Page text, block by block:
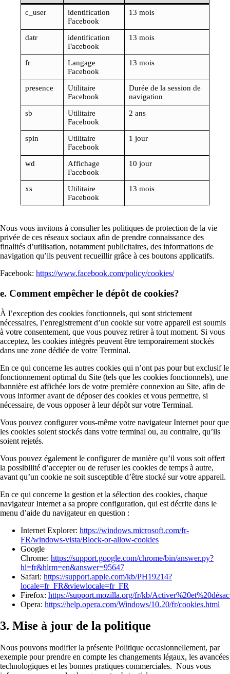
c_user
identification
Facebook
13 mois
datr
identification
Facebook
13 mois
fr
Langage
Facebook
13 mois
presence
Utilitaire
Facebook
Durée de la session de
navigation
sb
Utilitaire
Facebook
2 ans
spin
Utilitaire
Facebook
1 jour
wd
Affichage
Facebook
10 jour
xs
Utilitaire
Facebook
13 mois
Nous vous invitons à consulter les politiques de protection de la vie
privée de ces réseaux sociaux afin de prendre connaissance des
finalités d’utilisation, notamment publicitaires, des informations de
navigation qu’ils peuvent recueillir grâce à ces boutons applicatifs.
Facebook: https://www.facebook.com/policy/cookies/
e. Comment empêcher le dépôt de cookies?
À l’exception des cookies fonctionnels, qui sont strictement
nécessaires, l’enregistrement d’un cookie sur votre appareil est soumis
à votre consentement, que vous pouvez retirer à tout moment. Si vous
acceptez, les cookies intégrés peuvent être temporairement stockés
dans une zone dédiée de votre Terminal.
En ce qui concerne les autres cookies qui n’ont pas pour but exclusif le
fonctionnement optimal du Site (tels que les cookies fonctionnels), une
bannière est affichée lors de votre première connexion au Site, afin de
vous informer avant de déposer des cookies et vous permettre, si
nécessaire, de vous opposer à leur dépôt sur votre Terminal.
Vous pouvez configurer vous-même votre navigateur Internet pour que
les cookies soient stockés dans votre terminal ou, au contraire, qu’ils
soient rejetés.
Vous pouvez également le configurer de manière qu’il vous soit offert
la possibilité d’accepter ou de refuser les cookies de temps à autre,
avant qu’un cookie ne soit susceptible d’être stocké sur votre appareil.
En ce qui concerne la gestion et la sélection des cookies, chaque
navigateur Internet a sa propre configuration, qui est décrite dans le
menu d’aide du navigateur en question :
Internet Explorer: https://windows.microsoft.com/fr-
FR/windows-vista/Block-or-allow-cookies
Google
Chrome: https://support.google.com/chrome/bin/answer.py?
hl=fr&hlrm=en&answer=95647
Safari: https://support.apple.com/kb/PH19214?
locale=fr_FR&viewlocale=fr_FR
Firefox: https://support.mozilla.org/fr/kb/
Opera: https://help.opera.com/Windows/10.20/fr/cookies.html
3. Mise à jour de la politique
Nous pouvons modifier la présente Politique occasionnellement, par
exemple pour prendre en compte les changements légaux, les avancées
technologiques et les bonnes pratiques commerciales. Nous vous